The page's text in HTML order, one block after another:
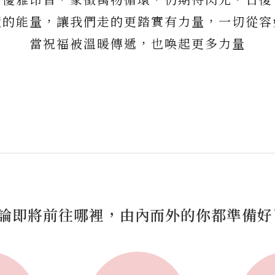
能量，讓我們走的更踏實有力量，一切從容
當祝福被溫暖傳遞，也喚起更多力量
即將前往哪裡，由內而外的你都準備好